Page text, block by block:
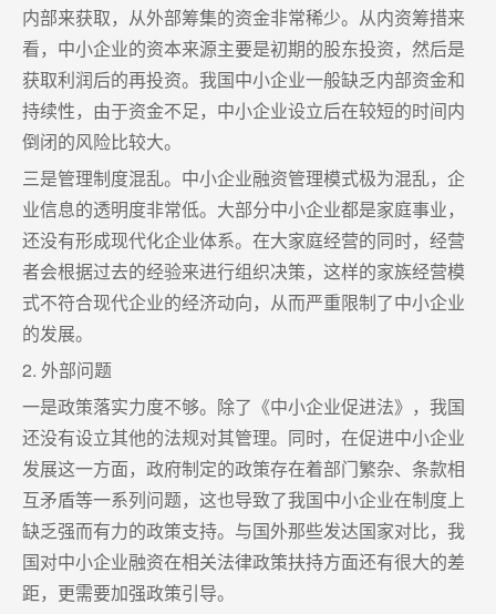
内部来获取，从外部筹集的资金非常稀少。从内资筹措来
看，中小企业的资本来源主要是初期的股东投资，然后是
获取利润后的再投资。我国中小企业一般缺乏内部资金和
持续性，由于资金不足，中小企业设立后在较短的时间内
倒闭的风险比较大。
三是管理制度混乱。中小企业融资管理模式极为混乱，企
业信息的透明度非常低。大部分中小企业都是家庭事业，
还没有形成现代化企业体系。在大家庭经营的同时，经营
者会根据过去的经验来进行组织决策，这样的家族经营模
式不符合现代企业的经济动向，从而严重限制了中小企业
的发展。
2. 外部问题
一是政策落实力度不够。除了《中小企业促进法》，我国
还没有设立其他的法规对其管理。同时，在促进中小企业
发展这一方面，政府制定的政策存在着部门繁杂、条款相
互矛盾等一系列问题，这也导致了我国中小企业在制度上
缺乏强而有力的政策支持。与国外那些发达国家对比，我
国对中小企业融资在相关法律政策扶持方面还有很大的差
距，更需要加强政策引导。